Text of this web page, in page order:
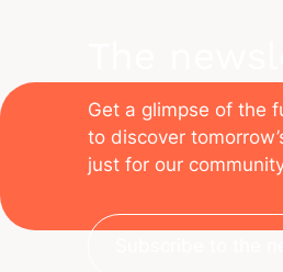
Get a glimpse of the
to discover
just for our